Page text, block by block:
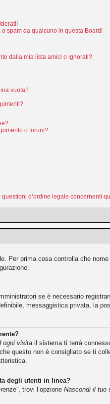
spam da qualcuno in questa Board!
dalla mia lista amici o ignorati?
vuota?
o forum?
d’ordine legale concernenti
Per prima cosa controlla che
se è necessario
messaggistica privata, la
ogni visita il sistema ti terrà
questo non è consigliato se ti
degli utenti in linea?
trovi l’opzioneNascondi il tuo